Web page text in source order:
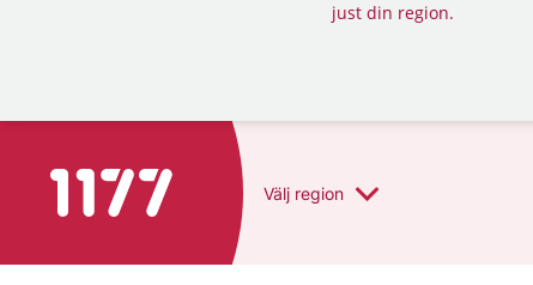
just din region.
Till startsidan för 1177 Välj region